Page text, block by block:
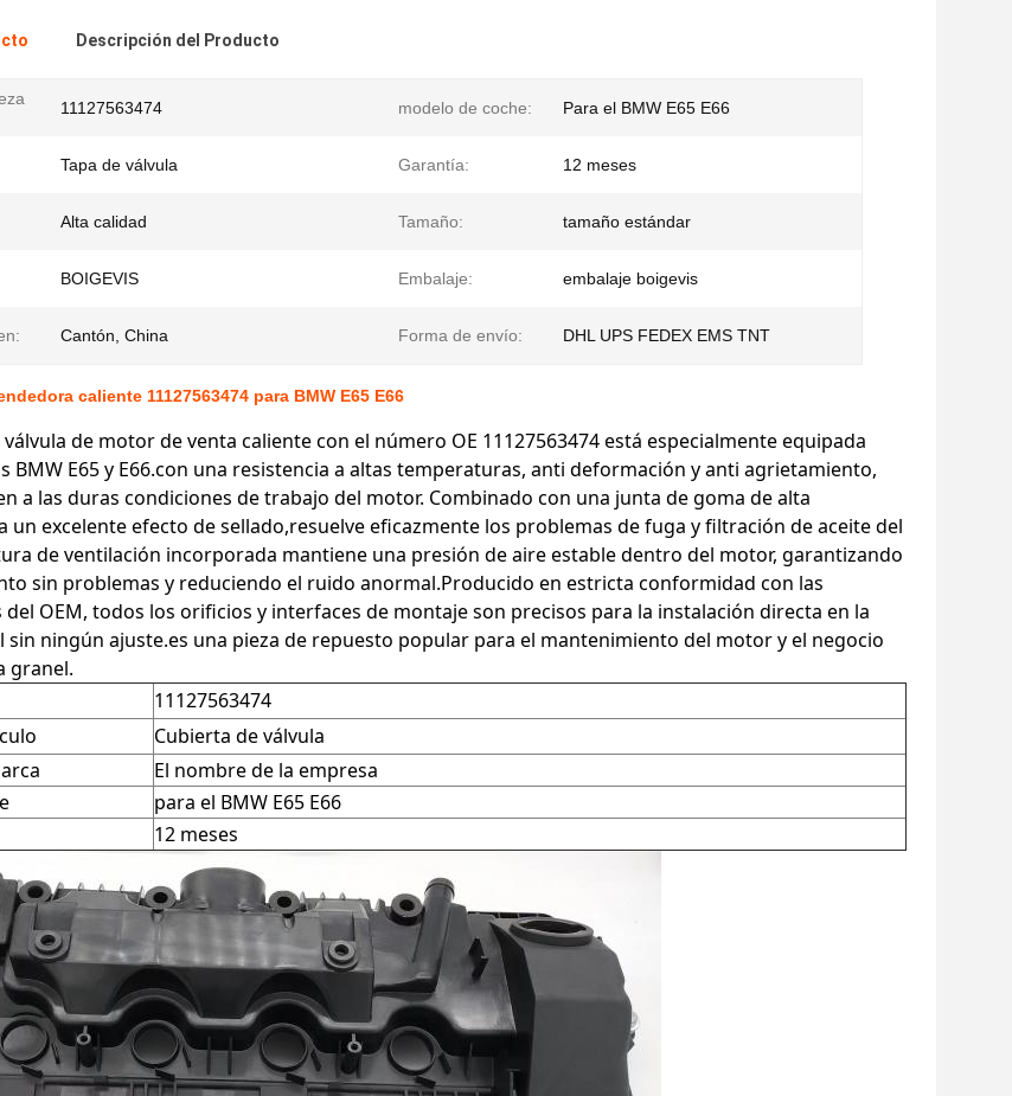
Descripción del Producto
11127563474 modelo de coche: Para el BMW E65 E66
Tapa de válvula Garantía: 12 meses
Alta calidad Tamaño: tamaño estándar
BOIGEVIS Embalaje: embalaje boigevis
Cantón, China Forma de envío: DHL UPS FEDEX EMS TNT
caliente 11127563474 para BMW E65 E66
de motor de venta caliente con el número OE 11127563474 está especialmente equipada
BMW E65 y E66.con una resistencia a altas temperaturas, anti deformación y anti agrietamiento,
a las duras condiciones de trabajo del motor. Combinado con una junta de goma de alta
un excelente efecto de sellado,resuelve eficazmente los problemas de fuga y filtración de aceite del
de ventilación incorporada mantiene una presión de aire estable dentro del motor, garantizando
sin problemas y reduciendo el ruido anormal.Producido en estricta conformidad con las
del OEM, todos los orificios y interfaces de montaje son precisos para la instalación directa en la
sin ningún ajuste.es una pieza de repuesto popular para el mantenimiento del motor y el negocio
granel.
11127563474
Cubierta de válvula
El nombre de la empresa
para el BMW E65 E66
12 meses